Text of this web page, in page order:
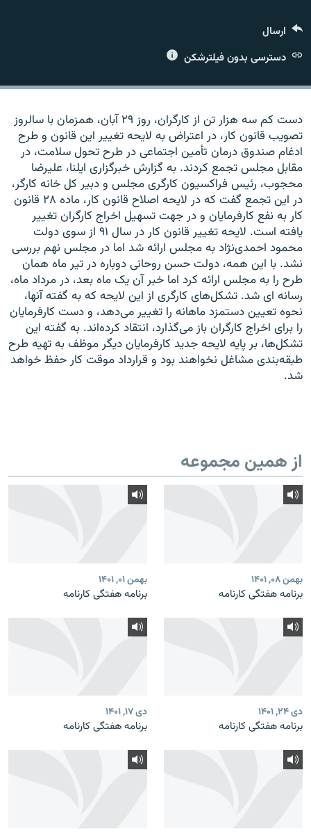
زبان‌های دیگر
ارسال
دسترسی بدون فیلترشکن
دست کم سه هزار تن از کارگران، روز ۲۹ آبان، همزمان با سالروز
تصویب قانون کار، در اعتراض به لایحه تغییر این قانون و طرح
ادغام صندوق درمان تأمین اجتماعی در طرح تحول سلامت، در
مقابل مجلس تجمع کردند. به گزارش خبرگزاری ایلنا، علیرضا
محجوب، رئیس فراکسیون کارگری مجلس و دبیر کل خانه کارگر،
در این تجمع گفت که در لایحه اصلاح قانون کار، ماده ۲۸ قانون
کار به نفع کارفرمایان و در جهت تسهیل اخراج کارگران تغییر
یافته است. لایحه تغییر قانون کار در سال ۹۱ از سوی دولت
محمود احمدی‌نژاد به مجلس ارائه شد اما در مجلس نهم بررسی
نشد. با این همه، دولت حسن روحانی دوباره در تیر ماه همان
طرح را به مجلس ارائه کرد اما خبر آن یک ماه بعد، در مرداد ماه،
رسانه ای شد. تشکل‌های کارگری از این لایحه که به گفته آنها،
نحوه تعیین دستمزد ماهانه را تغییر می‌دهد، و دست کارفرمایان
را برای اخراج کارگران باز می‌گذارد، انتقاد کرده‌اند. به گفته این
تشکل‌ها، بر پایه لایحه جدید کارفرمایان دیگر موظف به تهیه طرح
طبقه‌بندی مشاغل نخواهند بود و قرارداد موقت کار حفظ خواهد
شد.
از همین مجموعه
بهمن ۰۸, ۱۴۰۱
برنامه هفتگی کارنامه
بهمن ۰۱, ۱۴۰۱
برنامه هفتگی کارنامه
دی ۲۴, ۱۴۰۱
برنامه هفتگی کارنامه
دی ۱۷, ۱۴۰۱
برنامه هفتگی کارنامه